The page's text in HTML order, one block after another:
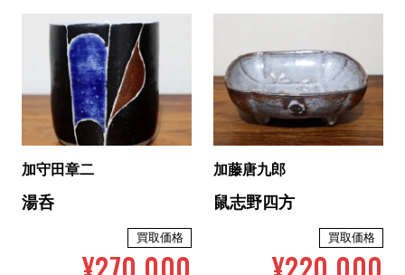
加守田章二
湯呑
買取価格
加藤唐九郎
鼠志野四方
買取価格